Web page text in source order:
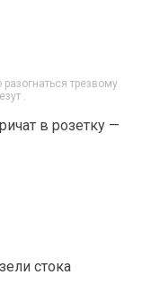
трезвому
.
в розетку —
стока